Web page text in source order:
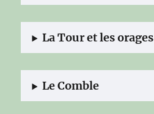
La Tour et les orages
Le Comble